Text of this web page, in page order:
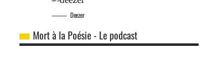
Deezer
Mort à la Poésie - Le podcast